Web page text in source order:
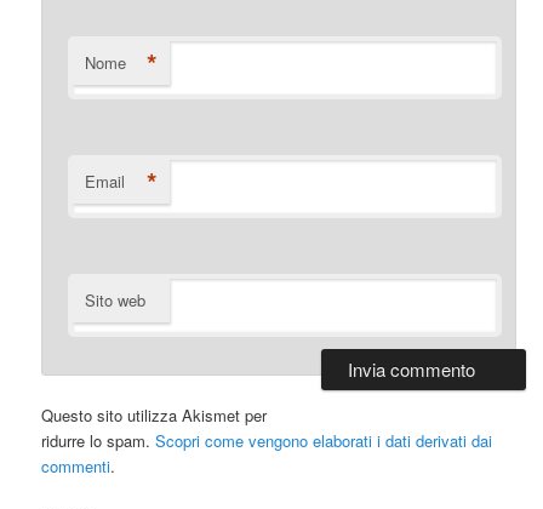
Nome *
Email *
Sito web
Questo sito utilizza Akismet per
ridurre lo spam.Scopri come vengono elaborati i dati derivati dai
commenti.